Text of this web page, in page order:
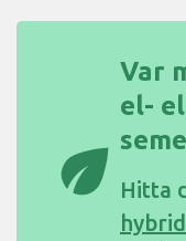
eco
Var
el-
Hitta